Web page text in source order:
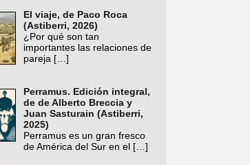
El viaje, de Paco Roca
(Astiberri, 2026)
¿Por qué son tan
importantes las relaciones de
pareja […]
Perramus. Edición integral,
de de Alberto Breccia y
Juan Sasturain (Astiberri,
2025)
Perramus es un gran fresco
de América del Sur en el […]